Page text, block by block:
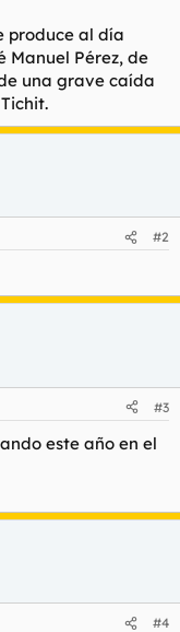
produce al día
Manuel Pérez, de
una grave caída
#2
#3
este año en el
#4